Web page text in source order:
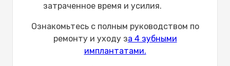
затраченное время и усилия.
Ознакомьтесь с полным руководством по
ремонту и уходу за 4 зубными
имплантатами.